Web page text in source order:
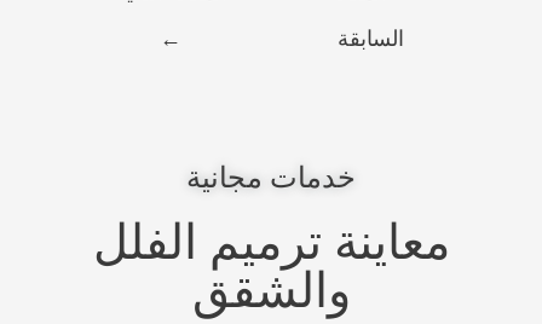
السابقة
←
خدمات مجانية
معاينة ترميم الفلل
والشقق